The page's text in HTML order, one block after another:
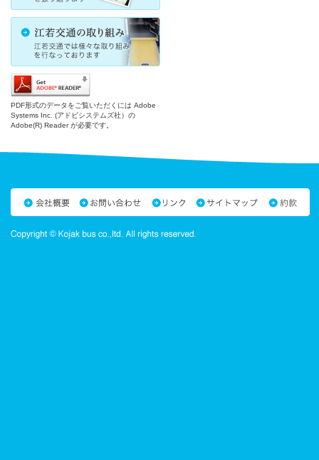
PDF形式のデータをご覧いただくには Adobe
Systems Inc. (アドビシステムズ社）の
Adobe(R) Reader が必要です。